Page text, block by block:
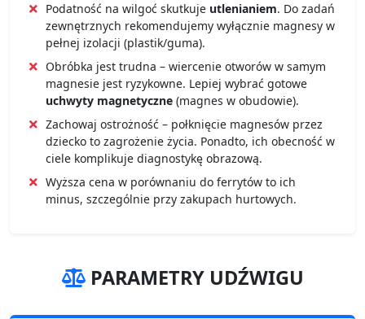
Podatność na wilgoć skutkuje utlenianiem. Do zadań
zewnętrznych rekomendujemy wyłącznie magnesy w
pełnej izolacji (plastik/guma).
Obróbka jest trudna – wiercenie otworów w samym
magnesie jest ryzykowne. Lepiej wybrać gotowe
uchwyty magnetyczne (magnes w obudowie).
Zachowaj ostrożność – połknięcie magnesów przez
dziecko to zagrożenie życia. Ponadto, ich obecność w
ciele komplikuje diagnostykę obrazową.
Wyższa cena w porównaniu do ferrytów to ich
minus, szczególnie przy zakupach hurtowych.
PARAMETRY UDŹWIGU